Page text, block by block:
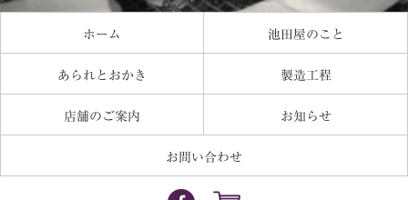
ホーム 池田屋のこと
あられとおかき 製造工程
店舗のご案内 お知らせ
お問い合わせ